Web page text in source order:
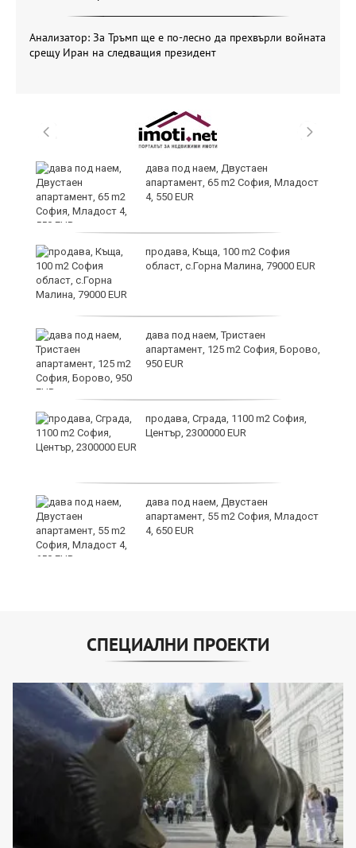
Анализатор: За Тръмп ще е по-лесно да прехвърли войната
срещу Иран на следващия президент
дава под наем, Двустаен
апартамент, 65 m2 София, Младост
4, 550 EUR
продава, Къща, 100 m2 София
област, с.Горна Малина, 79000 EUR
дава под наем, Тристаен
апартамент, 125 m2 София, Борово,
950 EUR
продава, Сграда, 1100 m2 София,
Център, 2300000 EUR
дава под наем, Двустаен
апартамент, 55 m2 София, Младост
4, 650 EUR
СПЕЦИАЛНИ ПРОЕКТИ